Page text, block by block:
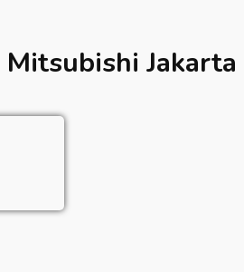
Mitsubishi Jakarta